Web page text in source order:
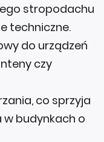
stropodachu
techniczne.
do urządzeń
czy
co sprzyja
budynkach o